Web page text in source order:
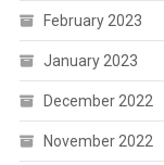
February 2023
January 2023
December 2022
November 2022